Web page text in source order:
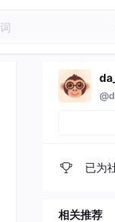
已为
相关推荐